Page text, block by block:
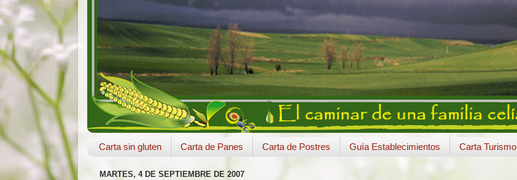
Carta sin gluten Carta de Panes Carta de Postres Guía Establecimientos Carta Turismo
MARTES, 4 DE SEPTIEMBRE DE 2007